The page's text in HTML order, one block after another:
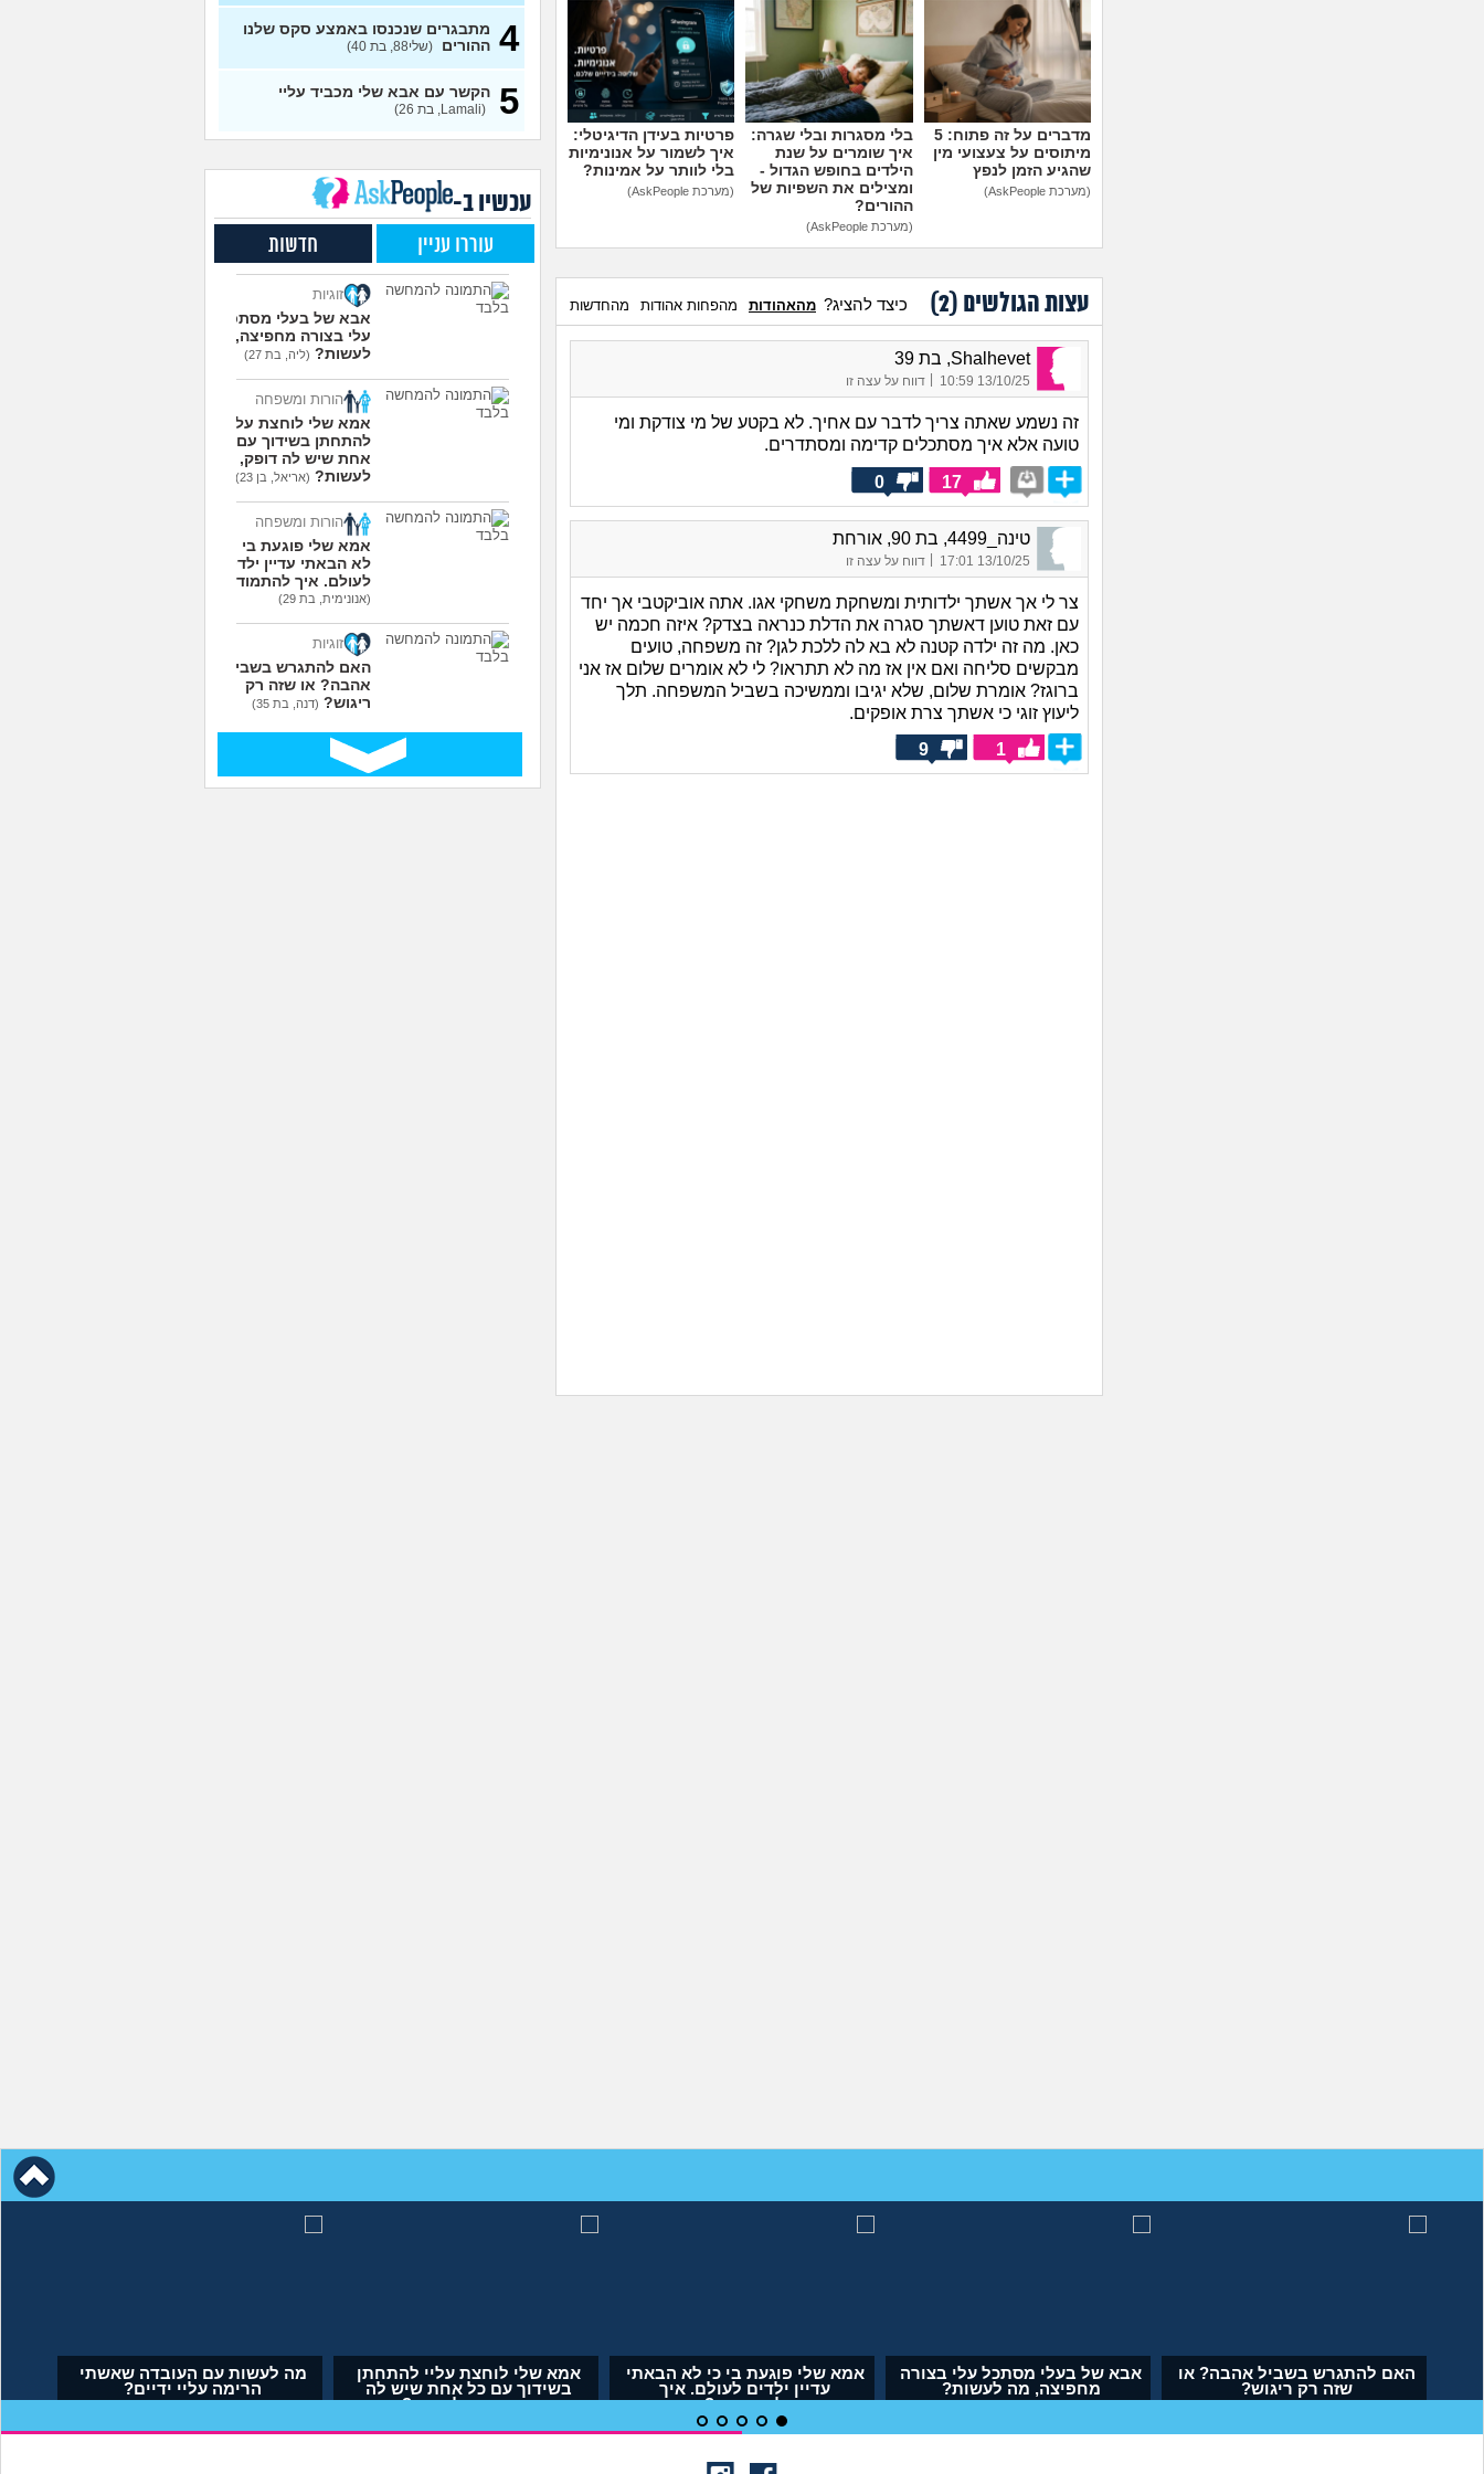
35)
לעתיד, בת 16)
מדברים על זה פתוח: 5
מיתוסים על צעצועי מין
שהגיע הזמן לנפץ
(מערכת AskPeople)
בלי מסגרות ובלי שגרה:
איך שומרים על שנת
הילדים בחופש הגדול -
ומצילים את השפיות של
ההורים?
(מערכת AskPeople)
פרטיות בעידן הדיגיטלי:
איך לשמור על אנונימיות
בלי לוותר על אמינות?
(מערכת AskPeople)
עצות הגולשים (2
) כיצד להציג? מהאהודות מהפחות אהודות מהחדשות
Shalhevet, בת 39
13/10/25 10:59 דווח על עצה זו
זה נשמע שאתה צריך לדבר עם אחיך. לא בקטע של מי צודקת ומי
טועה אלא איך מסתכלים קדימה ומסתדרים.
17
0
טינה_4499, בת 90, אורחת
13/10/25 17:01
| דווח על עצה זו
צר לי אך אשתך ילדותית ומשחקת משחקי אגו. אתה אוביקטבי אך יחד
עם זאת טוען דאשתך סגרה את הדלת כנראה בצדק? איזה חכמה יש
כאן. מה זה ילדה קטנה לא בא לה ללכת לגן? זה משפחה, טועים
מבקשים סליחה ואם אין אז מה לא תתראו? לי לא אומרים שלום אז אני
ברוגז? אומרת שלום, שלא יגיבו וממשיכה בשביל המשפחה. תלך
ליעוץ זוגי כי אשתך צרת אופקים.
1
9
אשתי?
(אורי, בן 33)
הבת שלי מדוכדכת שאני ואביה
מבוגרים... איך מתמודדים? (.,
עצות
יש לי אפוטרופוס ואני לא מבין
המשפחה שלי
(יורם, בן 23)
5
בן 10 לא רוצה שאנחנו ההורים
הכיתה
(גורי, בן 42)
9
מה הסוד הזה שגורם לריח
הטוב להשאר בבגד לאורך זמן
???
איך לומר להורים שאני רוצה
עוד שאלות חדשות במדור
4
מתבגרים שנכנסו באמצע סקס שלנו
ההורים (שלי88, בת 40)
5 הקשר עם אבא שלי מכביד עליי
(Lamali, בת 26)
עכשיו ב-
עוררו עניין חדשות
זוגיות
אבא של בעלי מסתכל
עלי בצורה מחפיצה, מה
לעשות? (ליה, בת 27)
הורות ומשפחה
אמא שלי לוחצת עליי
להתחתן בשידוך עם כל
אחת שיש לה דופק, מה
לעשות? (אריאל, בן 23)
הורות ומשפחה
אמא שלי פוגעת בי כי
לא הבאתי עדיין ילדים
לעולם. איך להתמודד?
(אנונימית, בת 29)
זוגיות
האם להתגרש בשביל
אהבה? או שזה רק
ריגוש? (דנה, בת 35)
אמא שלי פוגעת בי כי לא הבאתי
עדיין ילדים לעולם. איך
להתמודד?
אבא של בעלי מסתכל עלי בצורה
מחפיצה, מה לעשות?
(ליה, בת 27)
האם להתגרש בשביל אהבה? או
שזה רק ריגוש?
מה לעשות עם העובדה שאשתי
הרימה עליי ידיים?
אמא שלי לוחצת עליי להתחתן
בשידוך עם כל אחת שיש לה
דופק, מה לעשות?